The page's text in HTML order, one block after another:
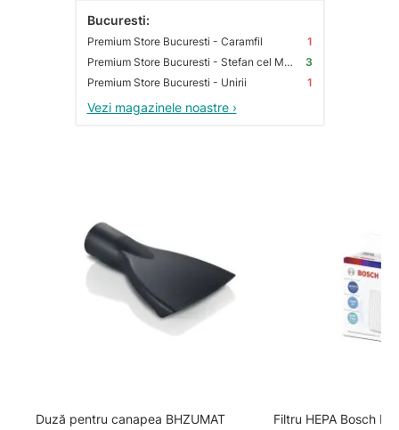
Bucuresti:
Premium Store Bucuresti - Caramfil
1
Premium Store Bucuresti - Stefan cel Mare
3
Premium Store Bucuresti - Unirii
1
Vezi magazinele noastre ›
Duză pentru canapea BHZUMAT
Filtru HEPA Bosch